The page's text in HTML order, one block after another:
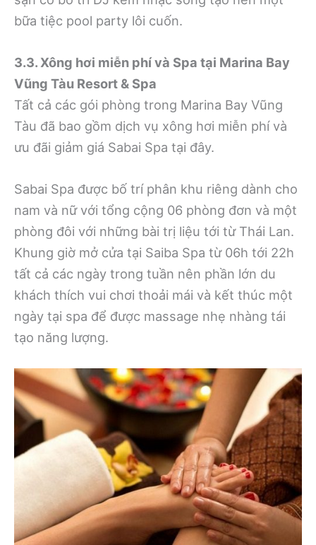
bữa tiệc pool party lôi cuốn.
3.3. Xông hơi miễn phí và Spa tại Marina Bay
Vũng Tàu Resort & Spa
Tất cả các gói phòng trong Marina Bay Vũng
Tàu đã bao gồm dịch vụ xông hơi miễn phí và
ưu đãi giảm giá Sabai Spa tại đây.
Sabai Spa được bố trí phân khu riêng dành cho
nam và nữ với tổng cộng 06 phòng đơn và một
phòng đôi với những bài trị liệu tới từ Thái Lan.
Khung giờ mở cửa tại Saiba Spa từ 06h tới 22h
tất cả các ngày trong tuần nên phần lớn du
khách thích vui chơi thoải mái và kết thúc một
ngày tại spa để được massage nhẹ nhàng tái
tạo năng lượng.